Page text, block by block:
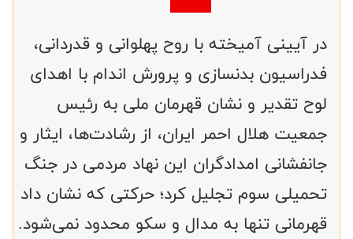
در آیینی آمیخته با روح پهلوانی و قدردانی،
فدراسیون بدنسازی و پرورش اندام با اهدای
لوح تقدیر و نشان قهرمان ملی به رئیس
جمعیت هلال احمر ایران، از رشادت‌ها، ایثار و
جانفشانی امدادگران این نهاد مردمی در جنگ
تحمیلی سوم تجلیل کرد؛ حرکتی که نشان داد
قهرمانی تنها به مدال و سکو محدود نمی‌شود.